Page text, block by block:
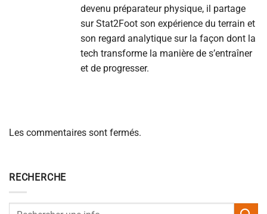
devenu préparateur physique, il partage
sur Stat2Foot son expérience du terrain et
son regard analytique sur la façon dont la
tech transforme la manière de s’entraîner
et de progresser.
Les commentaires sont fermés.
RECHERCHE